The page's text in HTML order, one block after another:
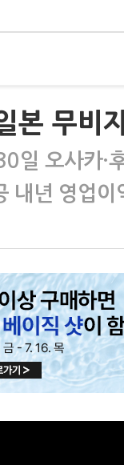
본 무비
일 오사카·
내년 영업